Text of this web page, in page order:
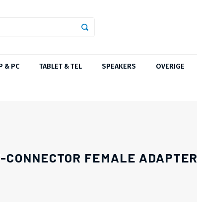
& PC TABLET & TEL SPEAKERS OVERIGE
FEMALE ADAPTER